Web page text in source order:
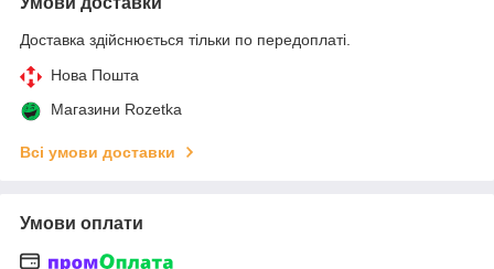
Доставка здійснюється тільки по передоплаті.
Нова Пошта
Магазини Rozetka
Всі умови доставки
Умови оплати